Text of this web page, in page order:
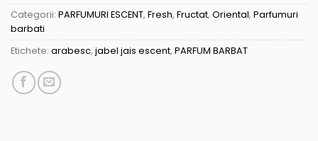
Categorii: PARFUMURI ESCENT, Fresh, Fructat, Oriental, Parfumuri
barbati
Etichete: arabesc, jabel jais escent, PARFUM BARBAT